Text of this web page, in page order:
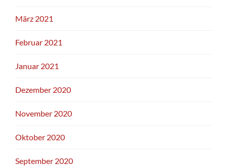
März 2021
Februar 2021
Januar 2021
Dezember 2020
November 2020
Oktober 2020
September 2020